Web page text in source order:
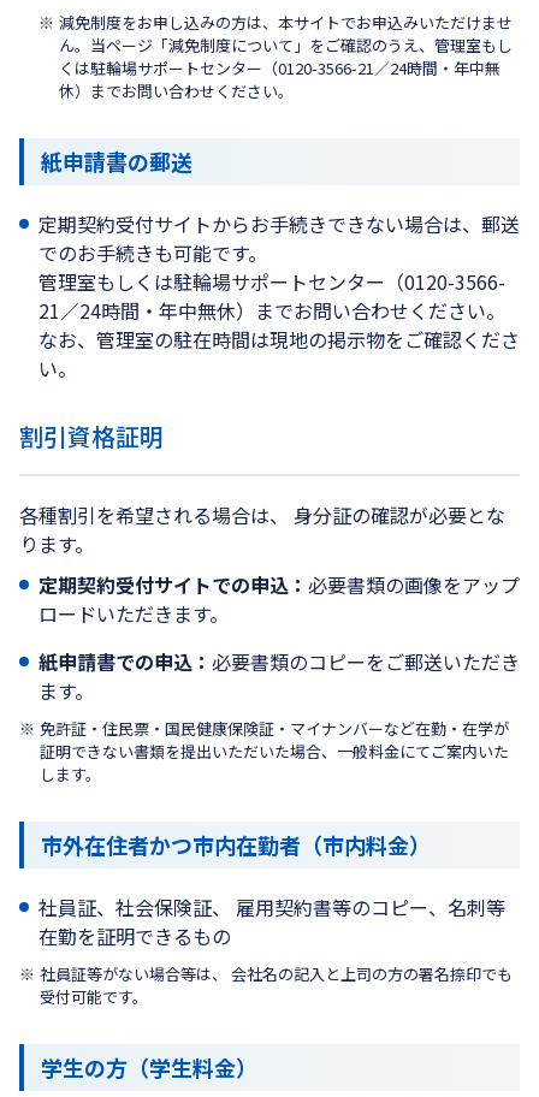
減免制度をお申し込みの方は、本サイトでお申込みいただけませ
ん。当ページ「減免制度について」をご確認のうえ、管理室もし
くは駐輪場サポートセンター（0120-3566-21／24時間・年中無
休）までお問い合わせください。
紙申請書の郵送
定期契約受付サイトからお手続きできない場合は、郵送
でのお手続きも可能です。
管理室もしくは駐輪場サポートセンター（0120-3566-
21／24時間・年中無休）までお問い合わせください。
なお、管理室の駐在時間は現地の掲示物をご確認くださ
い。
割引資格証明
各種割引を希望される場合は、 身分証の確認が必要とな
ります。
定期契約受付サイトでの申込： 必要書類の画像をアップ
ロードいただきます。
紙申請書での申込： 必要書類のコピーをご郵送いただき
ます。
免許証・住民票・国民健康保険証・マイナンバーなど在勤・在学が
証明できない書類を提出いただいた場合、一般料金にてご案内いた
します。
市外在住者かつ市内在勤者（市内料金）
社員証、社会保険証、 雇用契約書等のコピー、名刺等
在勤を証明できるもの
社員証等がない場合等は、 会社名の記入と上司の方の署名捺印でも
受付可能です。
学生の方（学生料金）